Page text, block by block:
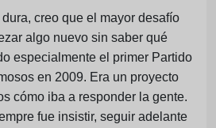
creo que el mayor desafío
algo nuevo sin saber qué
especialmente el primer Partido
en 2009. Era un proyecto
cómo iba a responder la gente.
fue insistir, seguir adelante